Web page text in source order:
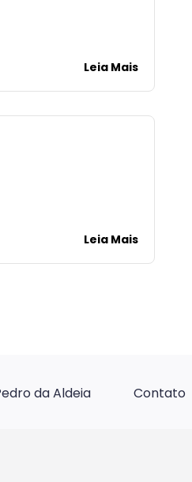
Leia Mais
Leia Mais
da Aldeia Contato